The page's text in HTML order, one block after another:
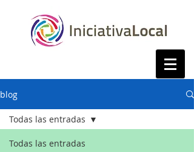
blog
Todas las entradas
Todas las entradas